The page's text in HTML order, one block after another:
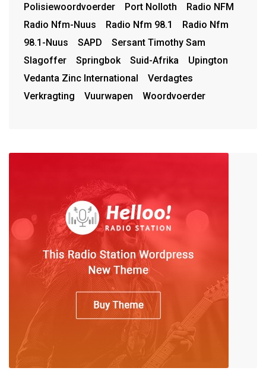
Polisiewoordvoerder
Port Nolloth
Radio NFM
Radio Nfm-Nuus
Radio Nfm 98.1
Radio Nfm
98.1-Nuus
SAPD
Sersant Timothy Sam
Slagoffer
Springbok Suid-Afrika
Upington
Vedanta Zinc International
Verdagtes
Verkragting
Vuurwapen Woordvoerder